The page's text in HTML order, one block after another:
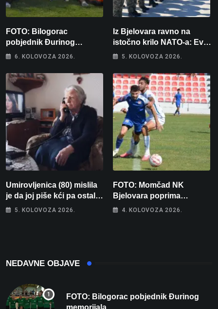
FOTO: Bilogorac
pobjednik Đurinog
memorijala
6. KOLOVOZA 2026.
Iz Bjelovara ravno na
istočno krilo NATO-a: Evo
kamo odlazi 82 hrvatska
5. KOLOVOZA 2026.
Umirovljenica (80) mislila
je da joj piše kći pa ostala
bez 1000 eura
5. KOLOVOZA 2026.
FOTO: Momčad NK
Bjelovara poprima
jesenski izgled
4. KOLOVOZA 2026.
NEDAVNE OBJAVE
FOTO: Bilogorac pobjednik Đurinog
memorijala